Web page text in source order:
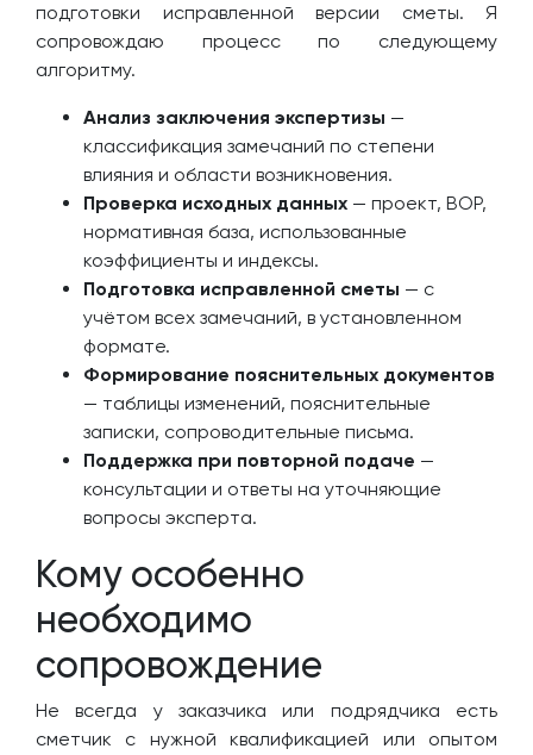
подготовки исправленной версии сметы. Я
сопровождаю процесс по следующему
алгоритму.
Анализ заключения экспертизы —
классификация замечаний по степени
влияния и области возникновения.
Проверка исходных данных — проект, ВОР,
нормативная база, использованные
коэффициенты и индексы.
Подготовка исправленной сметы — с
учётом всех замечаний, в установленном
формате.
Формирование пояснительных документов
— таблицы изменений, пояснительные
записки, сопроводительные письма.
Поддержка при повторной подаче —
консультации и ответы на уточняющие
вопросы эксперта.
Кому особенно
необходимо
сопровождение
Не всегда у заказчика или подрядчика есть
сметчик с нужной квалификацией или опытом